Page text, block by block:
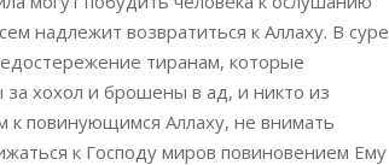
надлежит возвратиться к Аллаху. В суре
тиранам, которые
хохол и брошены в ад, и никто из
к повинующимся Аллаху, не внимать
к Господу миров повиновением Ему